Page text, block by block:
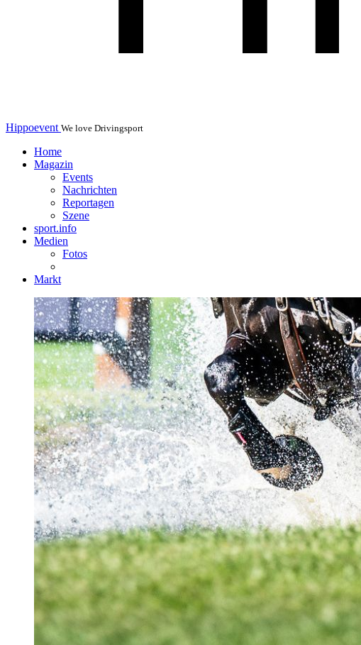
Hippoevent We love Drivingsport
Home
Magazin
Events
Nachrichten
Reportagen
Szene
sport.info
Medien
Fotos
Markt